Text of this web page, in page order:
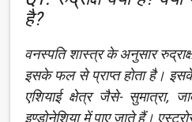
है?
वनस्पति शास्त्र के अनुसार
इसके फल से प्राप्त होता है। इसके
एशियाई क्षेत्र जैसे- सुमात्रा,
इण्डोनेशिया में पाए जाते हैं।